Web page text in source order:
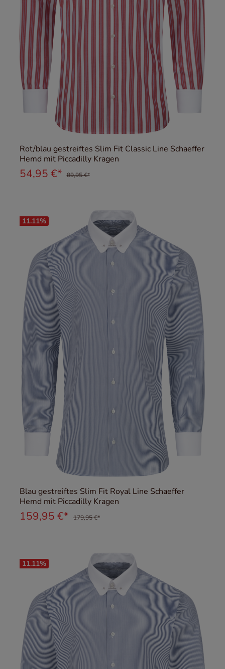
Rot/blau gestreiftes Slim Fit Classic Line Schaeffer
Hemd mit Piccadilly Kragen
54,95 €* 89,95 €*
11.11%
Blau gestreiftes Slim Fit Royal Line Schaeffer
Hemd mit Piccadilly Kragen
159,95 €* 179,95 €*
11.11%